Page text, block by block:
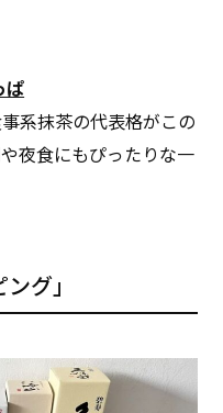
ぱ
系抹茶の代表格がこの
夜食にもぴったりな一
グ」